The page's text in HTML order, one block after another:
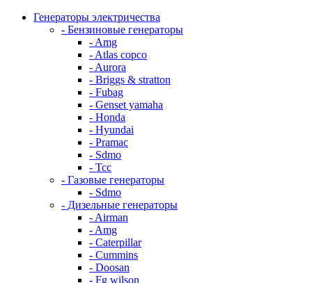
Генераторы электричества
- Бензиновые генераторы
- Amg
- Atlas copco
- Aurora
- Briggs & stratton
- Fubag
- Genset yamaha
- Honda
- Hyundai
- Pramac
- Sdmo
- Тсс
- Газовые генераторы
- Sdmo
- Дизельные генераторы
- Airman
- Amg
- Caterpillar
- Cummins
- Doosan
- Fg wilson